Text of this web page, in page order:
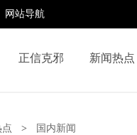
网站导航
正信克邪 新闻热点
点 > 国内新闻